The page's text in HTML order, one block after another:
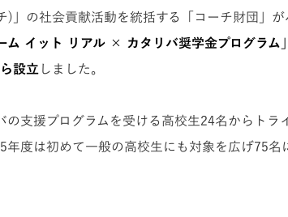
)」の社会貢献活動を統括する「コーチ財団」が
ム イット リアル × カタリバ奨学金プログラム
設立 しました。
支援プログラムを受ける高校生24名からトラ
年度は初めて一般の高校生にも対象を広げ75名